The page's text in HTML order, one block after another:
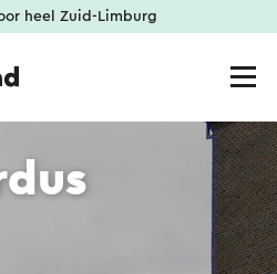
heel Zuid-Limburg